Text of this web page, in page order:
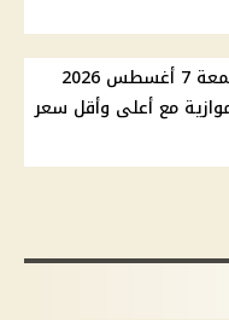
أسعار الدولار اليوم الجمعة 7 أغسطس 2026
مع أعلى وأقل سعر